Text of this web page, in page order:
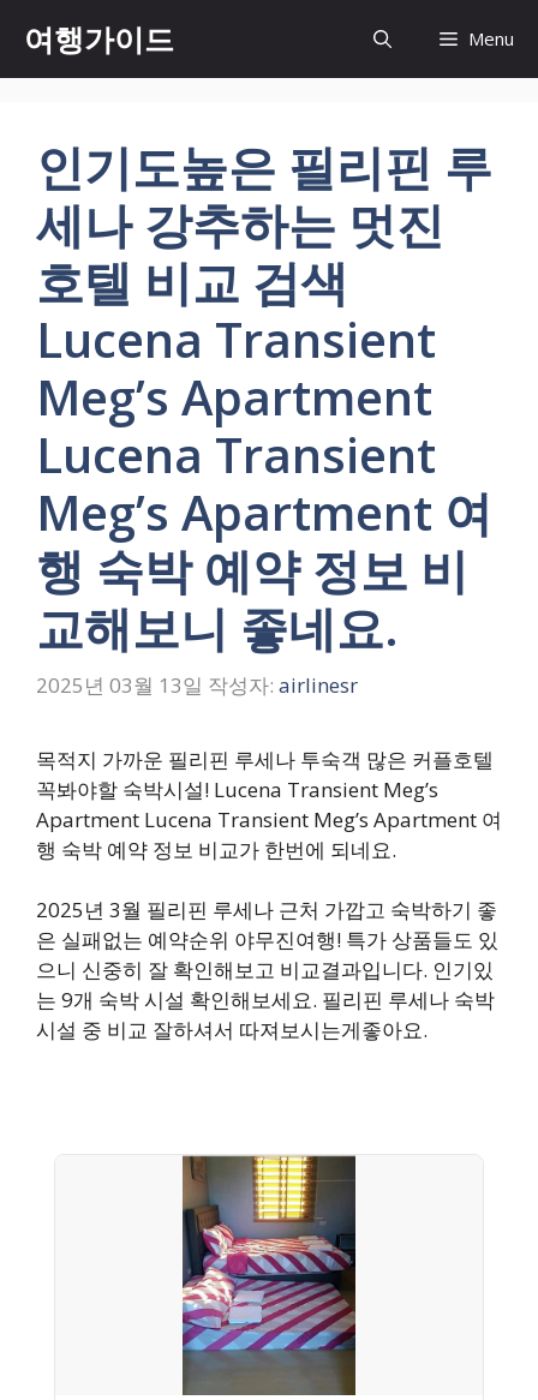
츠
여행가이드 Menu
인기도높은 필리핀 루
세나 강추하는 멋진
호텔 비교 검색
Lucena Transient
Meg’s Apartment
Lucena Transient
Meg’s Apartment 여
행 숙박 예약 정보 비
교해보니 좋네요.
2025년 03월 13일 작성자: airlinesr
목적지 가까운 필리핀 루세나 투숙객 많은 커플호텔
꼭봐야할 숙박시설! Lucena Transient Meg’s
Apartment Lucena Transient Meg’s Apartment 여
행 숙박 예약 정보 비교가 한번에 되네요.
2025년 3월 필리핀 루세나 근처 가깝고 숙박하기 좋
은 실패없는 예약순위 야무진여행! 특가 상품들도 있
으니 신중히 잘 확인해보고 비교결과입니다. 인기있
는 9개 숙박 시설 확인해보세요. 필리핀 루세나 숙박
시설 중 비교 잘하셔서 따져보시는게좋아요.